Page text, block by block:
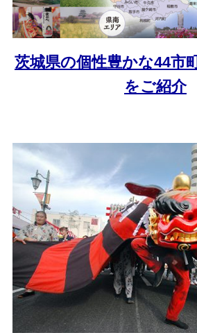
茨城県の個性豊かな44市
をご紹介